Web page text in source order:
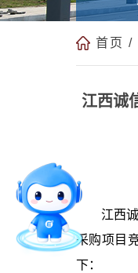
首页 /
江西诚
江西
采购项目
下：